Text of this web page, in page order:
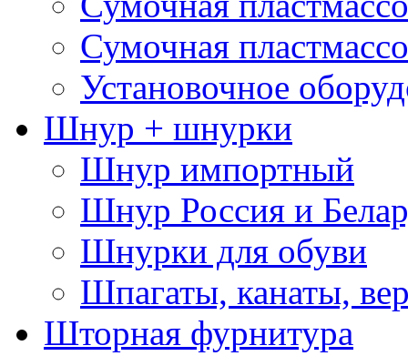
Сумочная
Установочное
Шнур + шнурки
Шнур импортный
Шнур Россия и
Шнурки для обуви
Шпагаты, канаты,
Шторная фурнитура